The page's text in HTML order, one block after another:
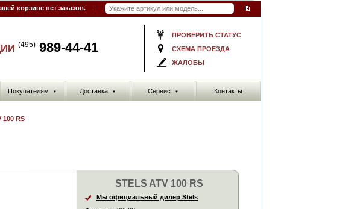
корзине нет заказов.
ПРОВЕРИТЬ СТАТУС
СХЕМА ПРОЕЗДА
ЖАЛОБЫ
(495) 989-44-41
Покупателям ▼ Доставка ▼ Сервис ▼ Контакты
100 RS
STELS ATV 100 RS
Мы официальный дилер Stels